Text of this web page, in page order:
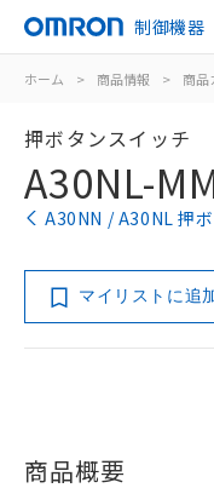
制御機器
ホーム > 商品情報 > 商品
押ボタンスイッチ
A30NL-
A30NN / A30NL 押
マイリストに追
商品概要